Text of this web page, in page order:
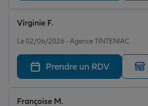
Tous nos devis d'assurance
Le 02/06/2026 - Agence TINTENIAC
Virginie F.
Prendre un RDV
Françoise M.